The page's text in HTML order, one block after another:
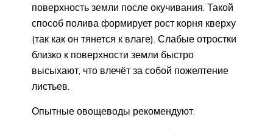
поверхность земли после окучивания. Такой
способ полива формирует рост корня кверху
(так как он тянется к влаге). Слабые отростки
близко к поверхности земли быстро
высыхают, что влечёт за собой пожелтение
листьев.
Опытные овощеводы рекомендуют: